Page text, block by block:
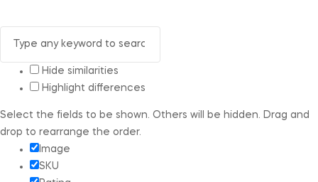
Hide similarities
Highlight differences
Select the fields to be shown. Others will be hidden. Drag and
drop to rearrange the order.
Image
SKU